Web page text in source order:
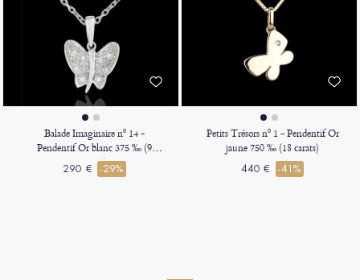
Balade Imaginaire nº 14 -
Pendentif Or blanc 375 ‰ (9
carats)
290 € -29%
Petits Trésors nº 1 - Pendentif Or
jaune 750 ‰ (18 carats)
440 € -41%